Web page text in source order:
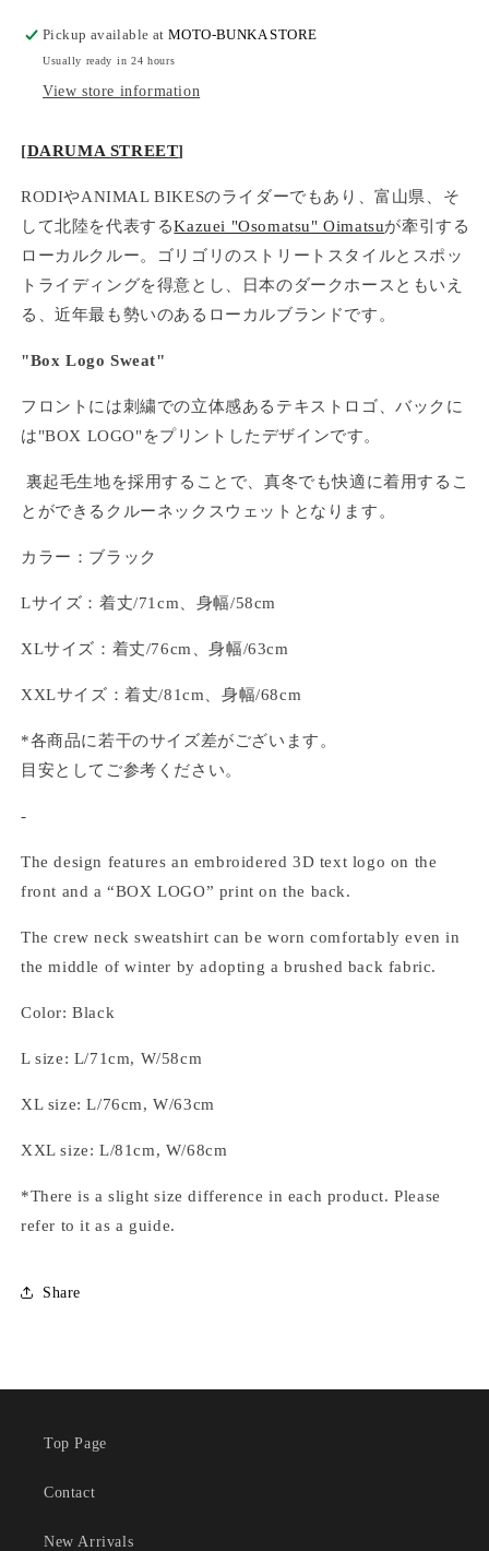
Pickup available atMOTO-BUNKA STORE
Usually ready in 24 hours
View store information
[DARUMA STREET]
RODIやANIMAL BIKESのライダーでもあり、富山県、そ
して北陸を代表するKazuei "Osomatsu" Oimatsuが牽引する
ローカルクルー。ゴリゴリのストリートスタイルとスポッ
トライディングを得意とし、日本のダークホースともいえ
る、近年最も勢いのあるローカルブランドです。
"Box Logo Sweat"
フロントには刺繍での立体感あるテキストロゴ、バックに
は"BOX LOGO"をプリントしたデザインです。
裏起毛生地を採用することで、真冬でも快適に着用するこ
とができるクルーネックスウェットとなります。
カラー：ブラック
Lサイズ：着丈/71cm、身幅/58cm
XLサイズ：着丈/76cm、身幅/63cm
XXLサイズ：着丈/81cm、身幅/68cm
*各商品に若干のサイズ差がございます。
目安としてご参考ください。
-
The design features an embroidered 3D text logo on the
front and a “BOX LOGO” print on the back.
The crew neck sweatshirt can be worn comfortably even in
the middle of winter by adopting a brushed back fabric.
Color: Black
L size: L/71cm, W/58cm
XL size: L/76cm, W/63cm
XXL size: L/81cm, W/68cm
*There is a slight size difference in each product. Please
refer to it as a guide.
Share
Top Page
Contact
New Arrivals